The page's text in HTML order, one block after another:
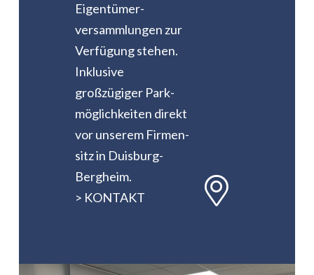
Eigentümer­
versammlungen zur
Verfügung stehen.
Inklusive
großzügiger Park­
möglich­keiten direkt
vor unserem Firmen­
sitz in Duisburg-
Bergheim.
> KONTAKT